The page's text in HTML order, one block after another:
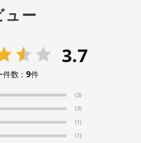
ュー
3.7
数： 9件
(3)
(3)
(1)
(1)